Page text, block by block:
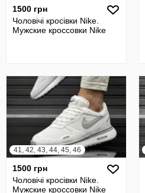
1500 грн
Чоловічі кросівки Nike.
Мужские кроссовки Nike
41, 42, 43, 44, 45, 46
1500 грн
Чоловічі кросівки Nike.
Мужские кроссовки Nike